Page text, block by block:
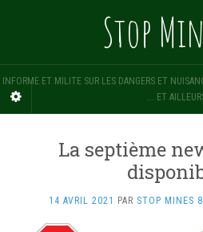
Stop
INFORME ET MILITE SUR LES DANGERS ET
... ET
La septième
14 AVRIL 2021 PAR STOP MINES